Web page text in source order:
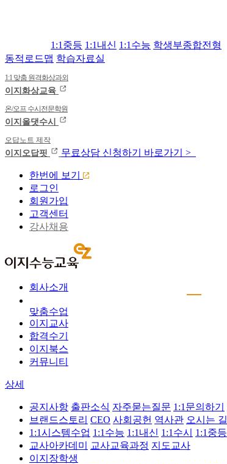
1:1중등 1:1내신 1:1수능 학생부종합전형
동적로드맵 학습자료실
1:1 맞춤 원격화상과외
이지화상교육
온/오프 수시전문학원
이지올댓수시
오답노트 제작
이지오답핏 무료상담 신청하기 바로가기 >
한번에 보기
로그인
회원가입
고객센터
강사채용
회사소개
맞춤수업
이지교사
합격수기
이지북스
커뮤니티
상세
공지사항 출판소식 자주묻는질문 1:1문의하기
브랜드스토리 CEO 사회공헌 역사관 오시는 길
1:1시스템수업 1:1수능 1:1내신 1:1수시 1:1중등
교사아카데미
교사교육과정 지도교사
이지장학생